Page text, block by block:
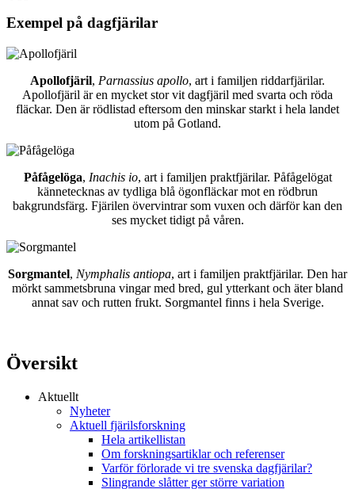
Exempel på dagfjärilar
Apollofjäril, Parnassius apollo, art i familjen riddarfjärilar.
Apollofjäril är en mycket stor vit dagfjäril med svarta och röda
fläckar. Den är rödlistad eftersom den minskar starkt i hela landet
utom på Gotland.
Påfågelöga, Inachis io, art i familjen praktfjärilar. Påfågelögat
kännetecknas av tydliga blå ögonfläckar mot en rödbrun
bakgrundsfärg. Fjärilen övervintrar som vuxen och därför kan den
ses mycket tidigt på våren.
Sorgmantel, Nymphalis antiopa, art i familjen praktfjärilar. Den har
mörkt sammetsbruna vingar med bred, gul ytterkant och äter bland
annat sav och rutten frukt. Sorgmantel finns i hela Sverige.
Översikt
Aktuellt
Nyheter
Aktuell fjärilsforskning
Hela artikellistan
Om forskningsartiklar och referenser
Varför förlorade vi tre svenska dagfjärilar?
Slingrande slåtter ger större variation